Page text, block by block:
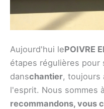
Aujourd'hui lePOIVRE
étapes régulières pour
danschantier, toujours
l'esprit. Nous sommes
recommandons, vous